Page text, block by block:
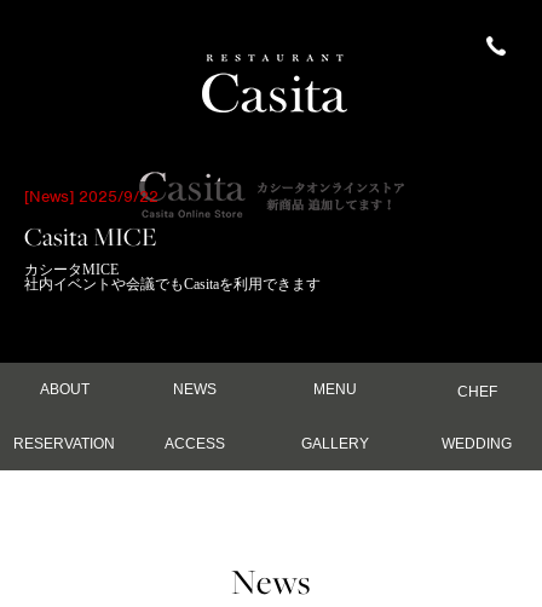
[News] 2025/9/22
Casita MICE
カシータMICE
社内イベントや会議でもCasitaを利用できます
ABOUT NEWS MENU CHEF
RESERVATION ACCESS GALLERY WEDDING
News